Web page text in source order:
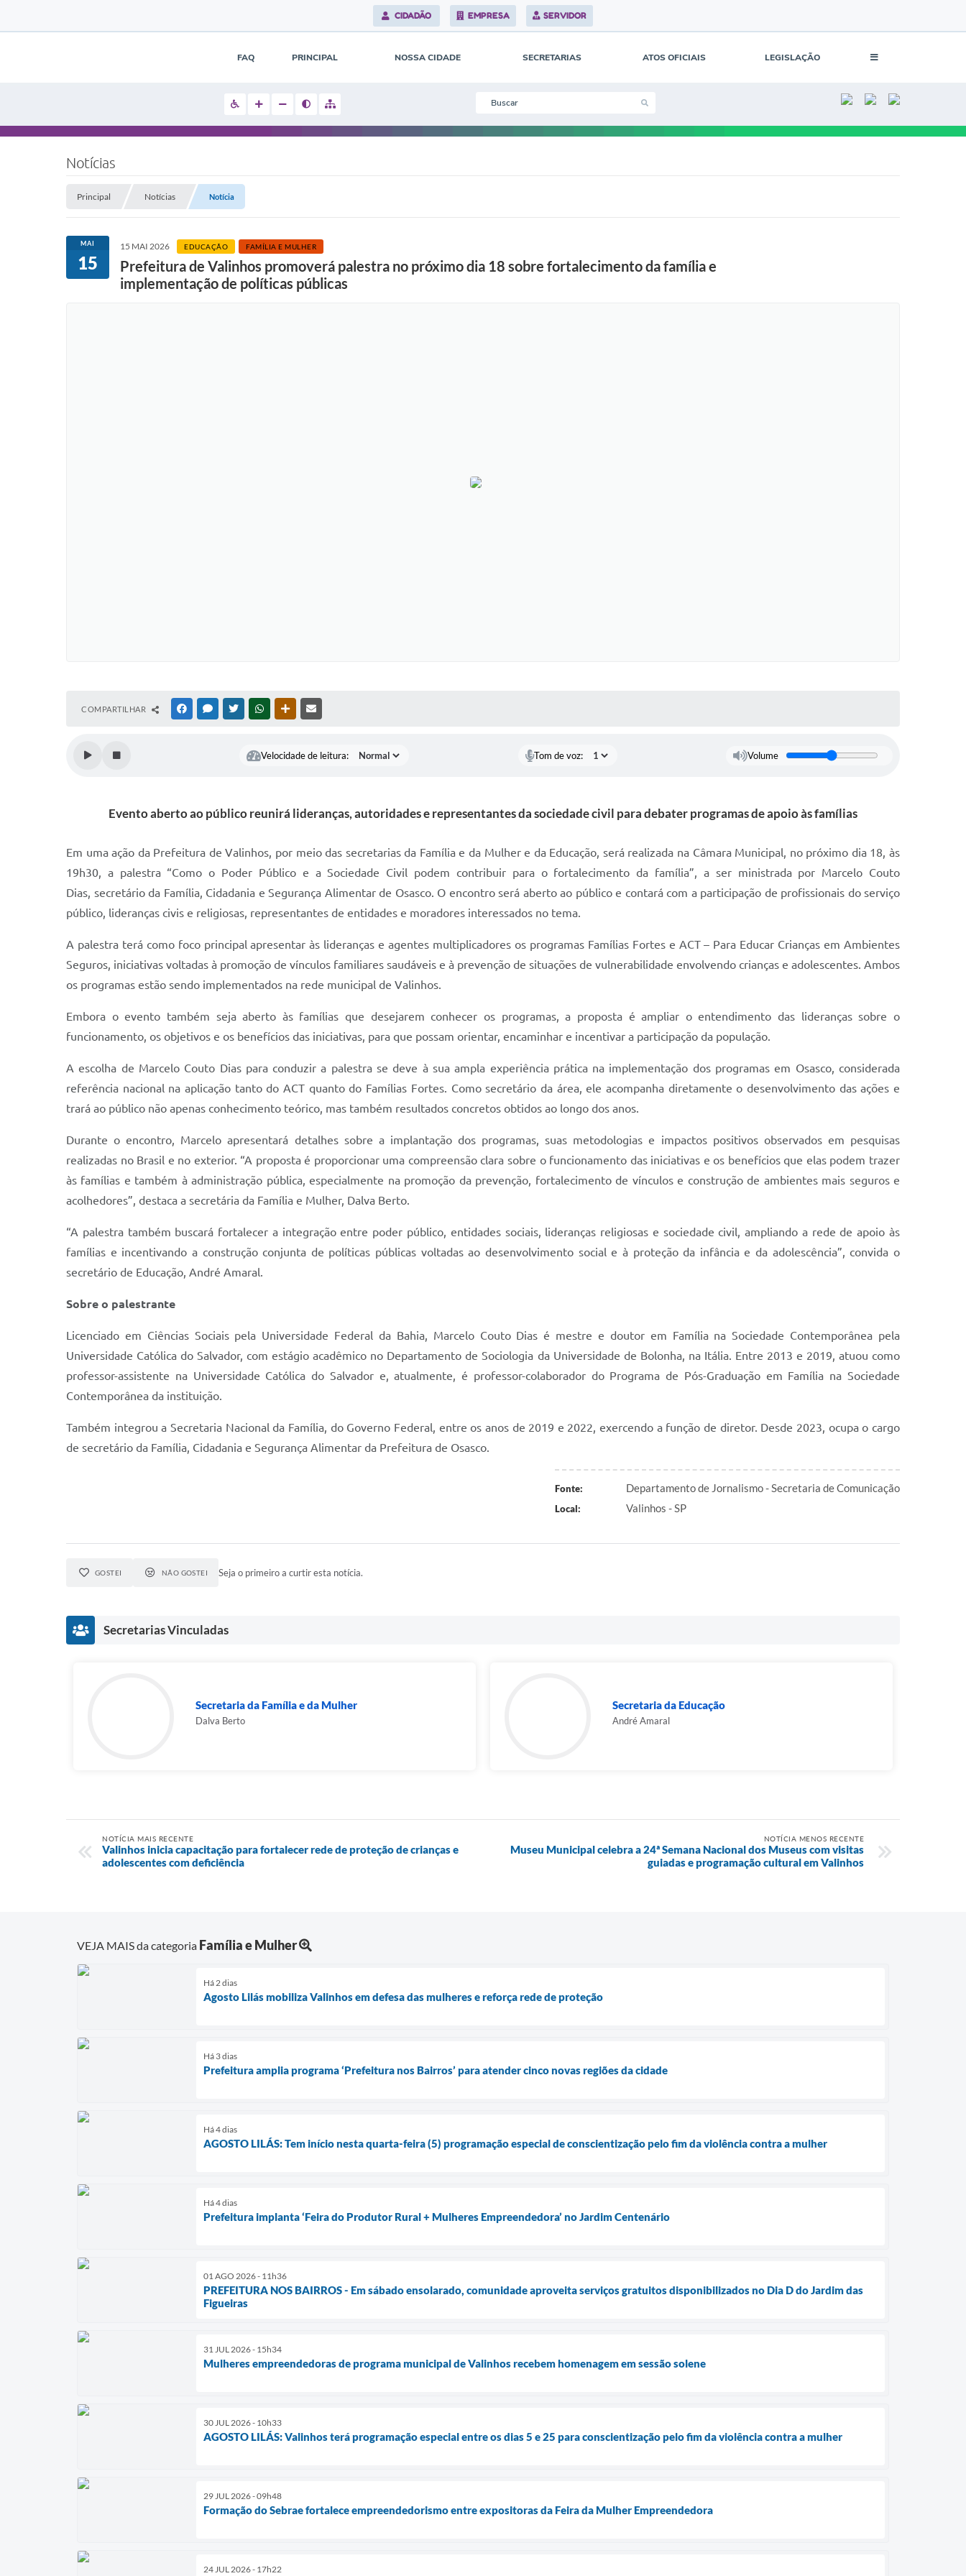
CIDADÃO EMPRESA SERVIDOR
FAQ PRINCIPAL NOSSA CIDADE SECRETARIAS ATOS OFICIAIS LEGISLAÇÃO
Notícias
Principal Notícias Notícia
MAI
15
15 MAI 2026 EDUCAÇÃO FAMÍLIA E MULHER
Prefeitura de Valinhos promoverá palestra no próximo dia 18 sobre fortalecimento da família e
implementação de políticas públicas
COMPARTILHAR FACEBOOKMESSENGER
TWITTERWHATSAPPOUTRAS MÍDIAS
Velocidade de leitura: Tom de voz: Volume
Evento aberto ao público reunirá lideranças, autoridades e representantes da sociedade civil para debater programas de apoio às famílias
Em uma ação da Prefeitura de Valinhos, por meio das secretarias da Família e da Mulher e da Educação, será realizada na Câmara Municipal, no próximo dia 18, às
19h30, a palestra “Como o Poder Público e a Sociedade Civil podem contribuir para o fortalecimento da família”, a ser ministrada por Marcelo Couto
Dias, secretário da Família, Cidadania e Segurança Alimentar de Osasco. O encontro será aberto ao público e contará com a participação de profissionais do serviço
público, lideranças civis e religiosas, representantes de entidades e moradores interessados no tema.
A palestra terá como foco principal apresentar às lideranças e agentes multiplicadores os programas Famílias Fortes e ACT – Para Educar Crianças em Ambientes
Seguros, iniciativas voltadas à promoção de vínculos familiares saudáveis e à prevenção de situações de vulnerabilidade envolvendo crianças e adolescentes. Ambos
os programas estão sendo implementados na rede municipal de Valinhos.
Embora o evento também seja aberto às famílias que desejarem conhecer os programas, a proposta é ampliar o entendimento das lideranças sobre o
funcionamento, os objetivos e os benefícios das iniciativas, para que possam orientar, encaminhar e incentivar a participação da população.
A escolha de Marcelo Couto Dias para conduzir a palestra se deve à sua ampla experiência prática na implementação dos programas em Osasco, considerada
referência nacional na aplicação tanto do ACT quanto do Famílias Fortes. Como secretário da área, ele acompanha diretamente o desenvolvimento das ações e
trará ao público não apenas conhecimento teórico, mas também resultados concretos obtidos ao longo dos anos.
Durante o encontro, Marcelo apresentará detalhes sobre a implantação dos programas, suas metodologias e impactos positivos observados em pesquisas
realizadas no Brasil e no exterior. “A proposta é proporcionar uma compreensão clara sobre o funcionamento das iniciativas e os benefícios que elas podem trazer
às famílias e também à administração pública, especialmente na promoção da prevenção, fortalecimento de vínculos e construção de ambientes mais seguros e
acolhedores”, destaca a secretária da Família e Mulher, Dalva Berto.
“A palestra também buscará fortalecer a integração entre poder público, entidades sociais, lideranças religiosas e sociedade civil, ampliando a rede de apoio às
famílias e incentivando a construção conjunta de políticas públicas voltadas ao desenvolvimento social e à proteção da infância e da adolescência”, convida o
secretário de Educação, André Amaral.
Sobre o palestrante
Licenciado em Ciências Sociais pela Universidade Federal da Bahia, Marcelo Couto Dias é mestre e doutor em Família na Sociedade Contemporânea pela
Universidade Católica do Salvador, com estágio acadêmico no Departamento de Sociologia da Universidade de Bolonha, na Itália. Entre 2013 e 2019, atuou como
professor-assistente na Universidade Católica do Salvador e, atualmente, é professor-colaborador do Programa de Pós-Graduação em Família na Sociedade
Contemporânea da instituição.
Também integrou a Secretaria Nacional da Família, do Governo Federal, entre os anos de 2019 e 2022, exercendo a função de diretor. Desde 2023, ocupa o cargo
de secretário da Família, Cidadania e Segurança Alimentar da Prefeitura de Osasco.
Fonte: Departamento de Jornalismo - Secretaria de Comunicação
Local: Valinhos - SP
GOSTEI NÃO GOSTEI Seja o primeiro a curtir esta notícia.
Secretarias Vinculadas
Secretaria da Família e da Mulher
Dalva Berto
Secretaria da Educação
André Amaral
NOTÍCIA MAIS RECENTE
Valinhos inicia capacitação para fortalecer rede de proteção de crianças e
adolescentes com deficiência
NOTÍCIA MENOS RECENTE
Museu Municipal celebra a 24ª Semana Nacional dos Museus com visitas
guiadas e programação cultural em Valinhos
VEJA MAIS da categoria Família e Mulher
Há 2 dias
Agosto Lilás mobiliza Valinhos em defesa das mulheres e reforça rede de proteção
Há 3 dias
Prefeitura amplia programa ‘Prefeitura nos Bairros’ para atender cinco novas regiões da cidade
Há 4 dias
AGOSTO LILÁS: Tem início nesta quarta-feira (5) programação especial de conscientização pelo fim da violência contra a mulher
Há 4 dias
Prefeitura implanta ‘Feira do Produtor Rural + Mulheres Empreendedora’ no Jardim Centenário
01 AGO 2026 - 11h36
PREFEITURA NOS BAIRROS - Em sábado ensolarado, comunidade aproveita serviços gratuitos disponibilizados no Dia D do Jardim das
Figueiras
31 JUL 2026 - 15h34
Mulheres empreendedoras de programa municipal de Valinhos recebem homenagem em sessão solene
30 JUL 2026 - 10h33
AGOSTO LILÁS: Valinhos terá programação especial entre os dias 5 e 25 para conscientização pelo fim da violência contra a mulher
29 JUL 2026 - 09h48
Formação do Sebrae fortalece empreendedorismo entre expositoras da Feira da Mulher Empreendedora
24 JUL 2026 - 17h22